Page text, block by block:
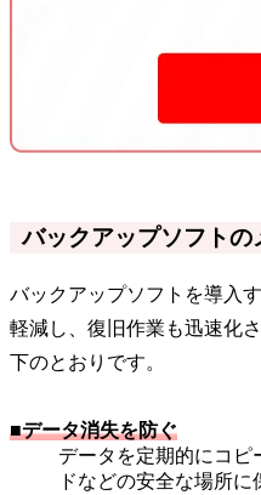
バックアップソフトの
バックアップソフトを導入
軽減し、復旧作業も迅速化
下のとおりです。
■データ消失を防ぐ
データを定期的にコピ
ドなどの安全な場所